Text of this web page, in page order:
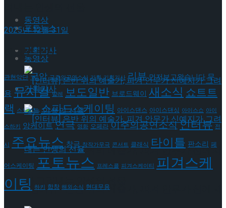
동영상
기획기사
[인터뷰] 은반 위의 예술가, 피겨 안무가 신예지
가 그려내는 인생의 선율
포토뉴스
동영상
기획기사
[인터뷰] 은반 위의 예술가, 피겨 안무가 신예지
2025년 12월 31일
태그로 보기
관현악단 국악 금주의공연소식 기획 기획기사 리뷰 먼저보고왔습니다 무
용 뮤지컬 발레 보도일반 브로드웨이 새소식쇼트트
랙 스노보드 스피드스케이팅 아이스댄스 아이스댄싱 아이스쇼 아이
스하키 앙케이트연극 영화 오페라 이주의공연소식인터뷰 전
시 주요뉴스 창극 창작가무극 콘서트 클래식 타이틀 판소리 페
어스케이팅 포토뉴스 프레스콜 피겨스케이티 피겨스케
이팅 하키 합창 해외소식 현대무용